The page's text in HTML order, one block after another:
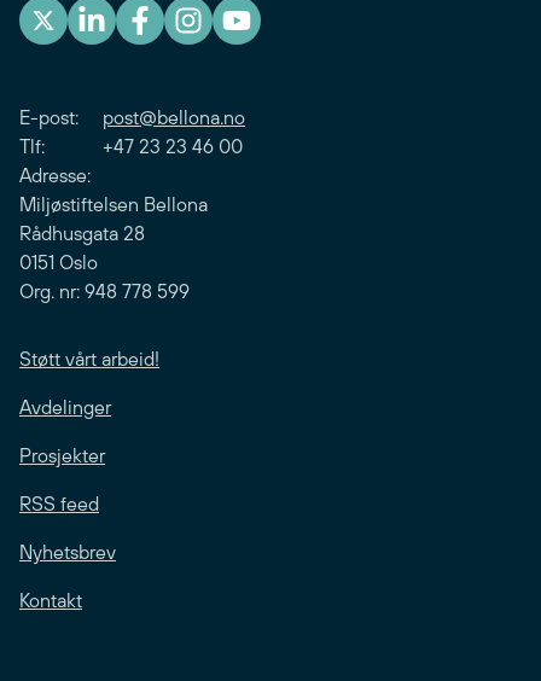
E-post: post@bellona.no
Tlf: +47 23 23 46 00
Adresse:
Miljøstiftelsen Bellona
Rådhusgata 28
0151 Oslo
Org. nr: 948 778 599
Støtt vårt arbeid!
Avdelinger
Prosjekter
RSS feed
Nyhetsbrev
Kontakt